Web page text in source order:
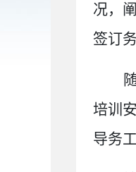
况，
签订
培训
导务